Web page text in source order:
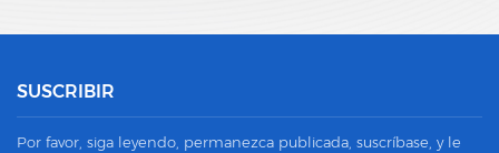
SUSCRIBIR
Por favor, siga leyendo, permanezca publicada, suscríbase, y le